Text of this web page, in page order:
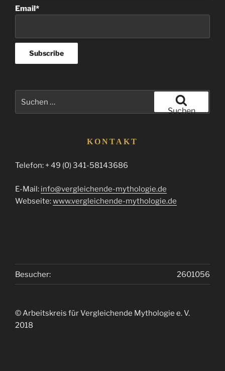
Email*
Suchen
KONTAKT
Telefon: + 49 (0) 341-58143686
E-Mail: info@vergleichende-mythologie.de
Webseite:www.vergleichende-mythologie.de
2601056
Besucher:
© Arbeitskreis für Vergleichende Mythologie e. V.
2018